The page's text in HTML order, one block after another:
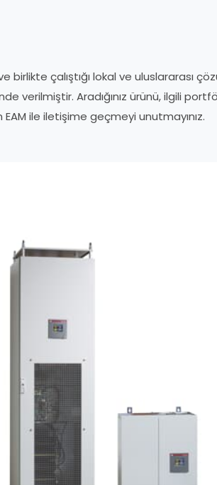
çalıştığı lokal ve uluslararası
verilmiştir. Aradığınız ürünü, ilgili
ile iletişime geçmeyi unutmayınız.